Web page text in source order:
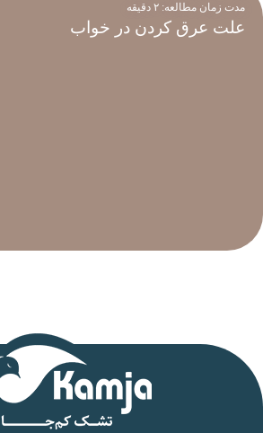
مدت زمان مطالعه: ۲ دقیقه
علت عرق کردن در خواب